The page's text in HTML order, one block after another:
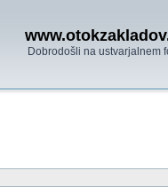
Dobrodošli na ustvarjalnem